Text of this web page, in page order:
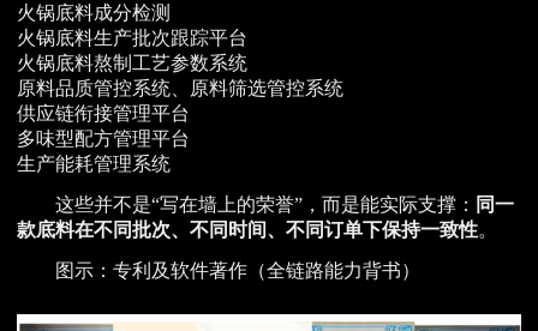
火锅底料成分检测
火锅底料生产批次跟踪平台
火锅底料熬制工艺参数系统
原料品质管控系统、原料筛选管控系统
供应链衔接管理平台
多味型配方管理平台
生产能耗管理系统
这些并不是“写在墙上的荣誉”，而是能实际支撑： 同一
款底料在不同批次、不同时间、不同订单下保持一致性。
图示：专利及软件著作（全链路能力背书）